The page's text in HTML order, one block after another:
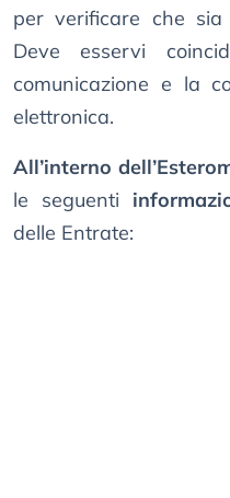
per verificare che sia
Deve esservi
comunicazione e la
elettronica.
All’interno
le seguenti
delle Entrate: